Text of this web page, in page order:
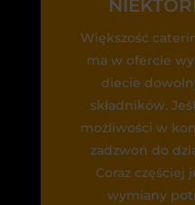
Większość
ma w ofercie
diecie
składników.
możliwości w
zadzwoń do
Coraz częściej
wymiany